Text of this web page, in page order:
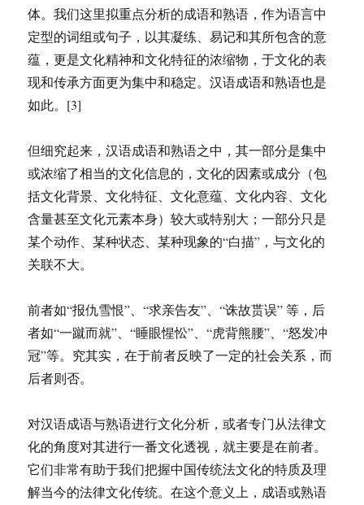
体。我们这里拟重点分析的成语和熟语，作为语言中
定型的词组或句子，以其凝练、易记和其所包含的意
蕴，更是文化精神和文化特征的浓缩物，于文化的表
现和传承方面更为集中和稳定。汉语成语和熟语也是
如此。[3]
但细究起来，汉语成语和熟语之中，其一部分是集中
或浓缩了相当的文化信息的，文化的因素或成分（包
括文化背景、文化特征、文化意蕴、文化内容、文化
含量甚至文化元素本身）较大或特别大；一部分只是
某个动作、某种状态、某种现象的“白描”，与文化的
关联不大。
前者如“报仇雪恨”、“求亲告友”、“诛故贳误” 等，后
者如“一蹴而就”、“睡眼惺忪”、“虎背熊腰”、“怒发冲
冠”等。究其实，在于前者反映了一定的社会关系，而
后者则否。
对汉语成语与熟语进行文化分析，或者专门从法律文
化的角度对其进行一番文化透视，就主要是在前者。
它们非常有助于我们把握中国传统法文化的特质及理
解当今的法律文化传统。在这个意义上，成语或熟语